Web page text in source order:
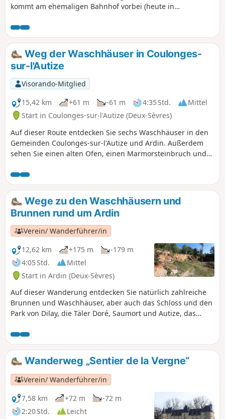
kommt am ehemaligen Bahnhof vorbei (heute in
man das „Logis de Magné“ und das Waschhaus sowie den
Schornstein des ehemaligen Kalkofens. Rückweg in den
Ortskern von Coulonges vorbei an der Kirche, einem
ehemaligen Waschhaus (Rue de l’Épargne), einem kleinen
Platz, der an der Stelle eines ehemaligen Restaurants
angelegt wurde, und schließlich an der Markthalle der
Gemeinde.
Weg der Waschhäuser in Coulonges-
sur-l'Autize
Visorando-Mitglied
15,42 km
+61 m -61 m 4:35 Std.
Mittel
Start in Coulonges-sur-l'Autize (Deux-Sèvres)
Auf dieser Route entdecken Sie sechs Waschhäuser in den
Gemeinden Coulonges-sur-l'Autize und Ardin. Außerdem
sehen Sie einen alten Ofen, einen Marmorsteinbruch und
Coulonges-sur-l'Autize.
Wege zu den Waschhäusern und
Brunnen rund um Ardin
Verein/ Wanderführer/in
12,62 km
+175 m
-179 m
4:05 Std.
Mittel
Start in Ardin (Deux-Sèvres)
Auf dieser Wanderung entdecken Sie natürlich zahlreiche
Brunnen und Waschhäuser, aber auch das Schloss und den
Park von Dilay, die Täler Doré, Saumort und Autize, das
Arboretum von Chaillot und vielleicht sogar... La Galipote.
Wanderweg „Sentier de la Vergne“
Verein/ Wanderführer/in
7,58 km
+72 m
-72 m
2:20 Std.
Leicht